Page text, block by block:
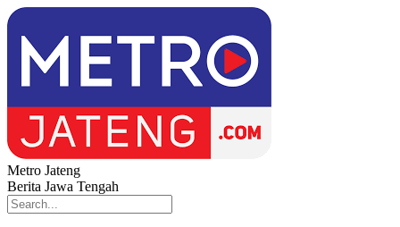
Metro Jateng
Berita Jawa Tengah